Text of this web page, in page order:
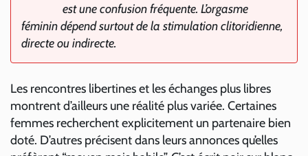
est une confusion fréquente. L’orgasme
féminin dépend surtout de la stimulation clitoridienne,
directe ou indirecte.
Les rencontres libertines et les échanges plus libres
montrent d’ailleurs une réalité plus variée. Certaines
femmes recherchent explicitement un partenaire bien
doté. D’autres précisent dans leurs annonces qu’elles